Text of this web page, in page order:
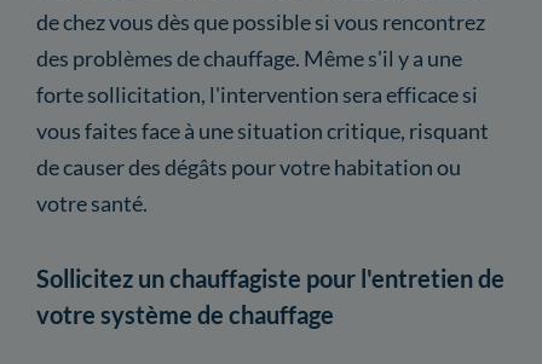
de chez vous dès que possible si vous rencontrez
des problèmes de chauffage. Même s'il y a une
forte sollicitation, l'intervention sera efficace si
vous faites face à une situation critique, risquant
de causer des dégâts pour votre habitation ou
votre santé.
Sollicitez un chauffagiste pour l'entretien de
votre système de chauffage